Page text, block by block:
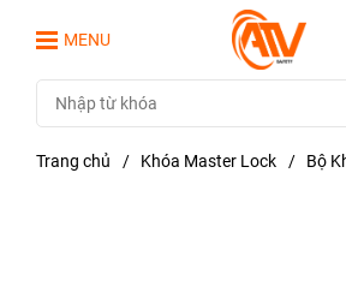
MENU
Trang chủ / Khóa Master Lock / Bộ